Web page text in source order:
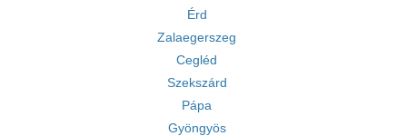
Érd
Zalaegerszeg
Cegléd
Szekszárd
Pápa
Gyöngyös